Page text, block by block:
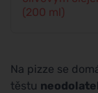
(200 ml)
Na pizze se
těstu